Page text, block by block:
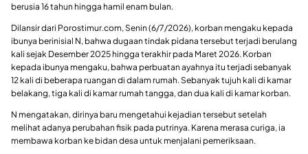
berusia 16 tahun hingga hamil enam bulan.
Dilansir dari Porostimur.com, Senin (6/7/2026), korban mengaku kepada
ibunya berinisial N, bahwa dugaan tindak pidana tersebut terjadi berulang
kali sejak Desember 2025 hingga terakhir pada Maret 2026. Korban
kepada ibunya mengaku, bahwa perbuatan ayahnya itu terjadi sebanyak
12 kali di beberapa ruangan di dalam rumah. Sebanyak tujuh kali di kamar
belakang, tiga kali di kamar rumah tangga, dan dua kali di kamar korban.
N mengatakan, dirinya baru mengetahui kejadian tersebut setelah
melihat adanya perubahan fisik pada putrinya. Karena merasa curiga, ia
membawa korban ke bidan desa untuk menjalani pemeriksaan.